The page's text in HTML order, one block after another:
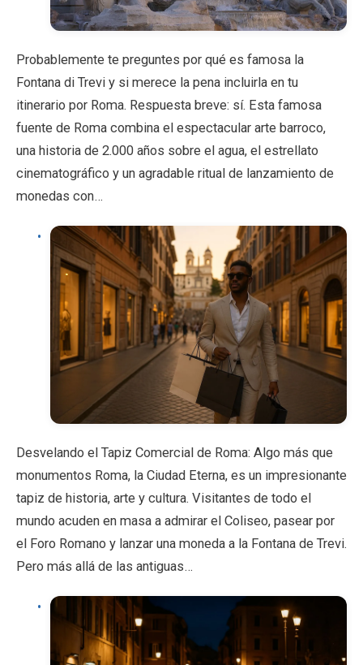
Probablemente te preguntes por qué es famosa la
Fontana di Trevi y si merece la pena incluirla en tu
itinerario por Roma. Respuesta breve: sí. Esta famosa
fuente de Roma combina el espectacular arte barroco,
una historia de 2.000 años sobre el agua, el estrellato
cinematográfico y un agradable ritual de lanzamiento de
monedas con…
Desvelando el Tapiz Comercial de Roma: Algo más que
monumentos Roma, la Ciudad Eterna, es un impresionante
tapiz de historia, arte y cultura. Visitantes de todo el
mundo acuden en masa a admirar el Coliseo, pasear por
el Foro Romano y lanzar una moneda a la Fontana de Trevi.
Pero más allá de las antiguas…